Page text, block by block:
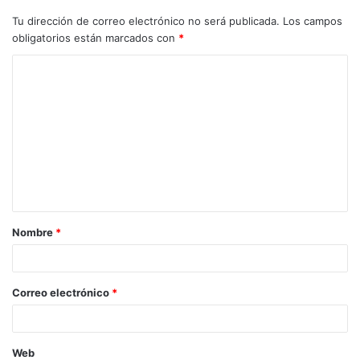
tesoro”. Habemus presidentam y esta es Concha Andreu.
Tu dirección de correo electrónico no será publicada. Los campos
obligatorios están marcados con *
Nombre *
Correo electrónico *
Web